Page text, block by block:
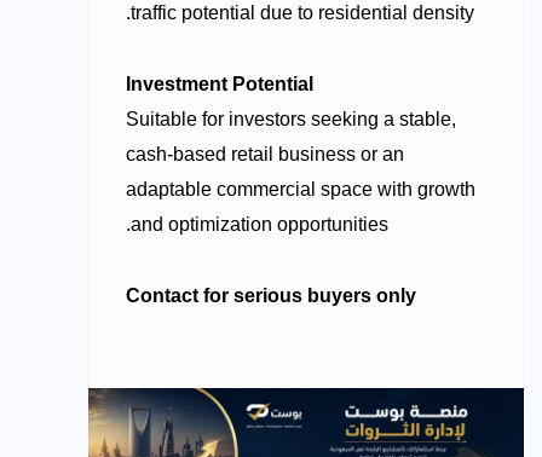
traffic potential due to residential density.
Investment Potential
Suitable for investors seeking a stable,
cash-based retail business or an
adaptable commercial space with growth
and optimization opportunities.
Contact for serious buyers only